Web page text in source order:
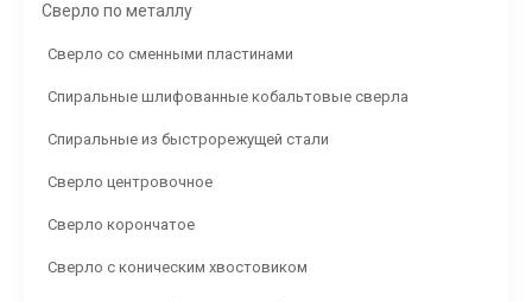
Сверло по металлу
Сверло со сменными пластинами
Спиральные шлифованные кобальтовые сверла
Спиральные из быстрорежущей стали
Сверло центровочное
Сверло корончатое
Сверло с коническим хвостовиком